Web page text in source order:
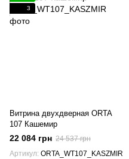
3
Витрина двухдверная ORTA
107 Кашемир
22 084 грн 24 537 грн
Артикул ORTA_WT107_KASZMIR